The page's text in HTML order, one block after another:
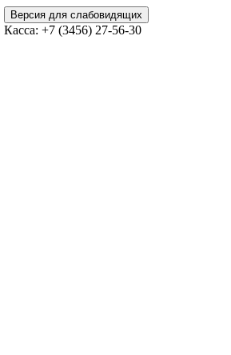
Версия для слабовидящих
Касса: +7 (3456) 27-56-30